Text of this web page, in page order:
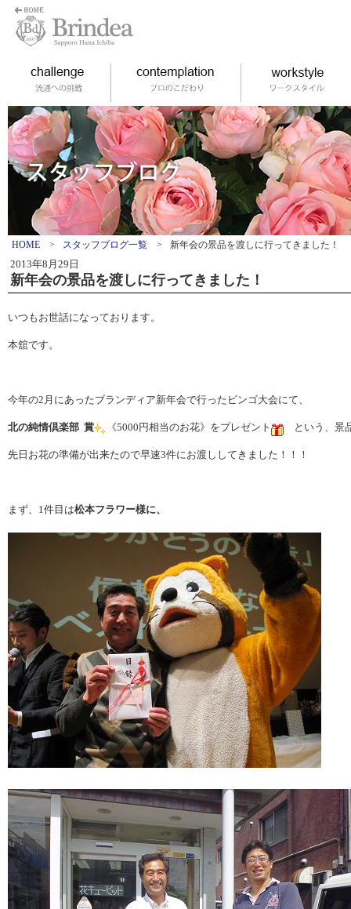
HOME > スタッフブログ一覧 > 新年会の景品を渡しに行ってきました！
2013年8月29日
新年会の景品を渡しに行ってきました！
いつもお世話になっております。
本舘です。
今年の2月にあったブランディア新年会で行ったビンゴ大会にて、
北の純情倶楽部 賞 《5000円相当のお花》をプレゼント という、景
先日お花の準備が出来たので早速3件にお渡ししてきました！！！
まず、1件目は松本フラワー様に、